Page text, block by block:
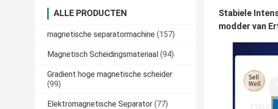
ALLE PRODUCTEN
magnetische separatormachine (157)
Magnetisch Scheidingsmateriaal (94)
Gradient hoge magnetische scheider
(99)
Elektromagnetische Separator (77)
Stabiele
modder van